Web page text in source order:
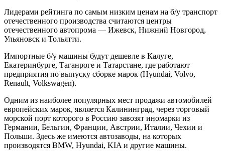
Лидерами рейтинга по самым низким ценам на б/у транспорт
отечественного производства считаются центры
отечественного автопрома — Ижевск, Нижний Новгород,
Ульяновск и Тольятти.
Импортные б/у машины будут дешевле в Калуге,
Екатеринбурге, Таганроге и Татарстане, где работают
предприятия по выпуску сборке марок (Hyundai, Volvo,
Renault, Volkswagen).
Одним из наиболее популярных мест продажи автомобилей
европейских марок, является Калининград, через торговый
морской порт которого в Россию завозят иномарки из
Германии, Бельгии, Франции, Австрии, Италии, Чехии и
Польши. Здесь же имеются автозаводы, на которых
производятся BMW, Hyundai, KIA и другие машины.